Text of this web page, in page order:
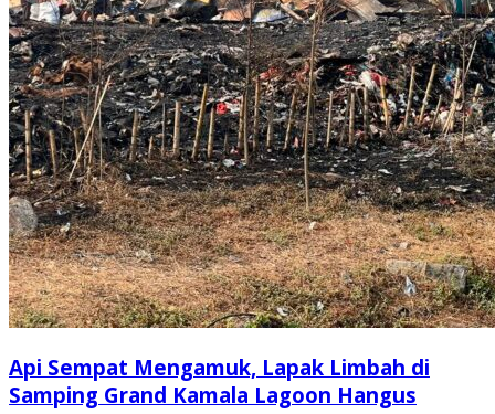
Api Sempat Mengamuk, Lapak Limbah di
Samping Grand Kamala Lagoon Hangus